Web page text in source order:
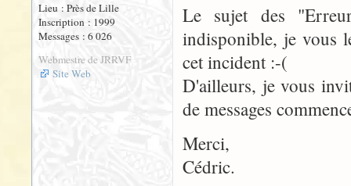
Lieu : Près de Lille
Inscription : 1999
Messages : 6 026
Webmestre de JRRVF
Site Web
Le sujet des
indisponible, je vous
cet incident :-(
D'ailleurs, je vous
de messages
Merci,
Cédric.